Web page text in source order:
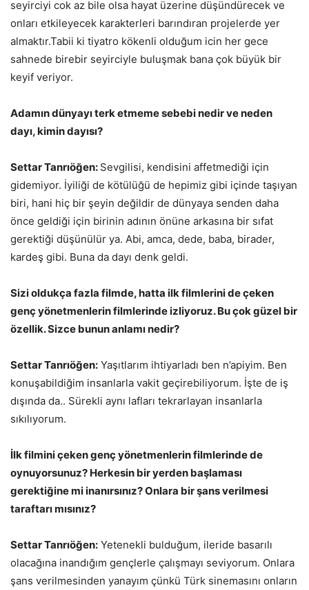
seyirciyi cok az bile olsa hayat üzerine düşündürecek ve
onları etkileyecek karakterleri barındıran projelerde yer
almaktır.Tabii ki tiyatro kökenli olduğum icin her gece
sahnede birebir seyirciyle buluşmak bana çok büyük bir
keyif veriyor.
Adamın dünyayı terk etmeme sebebi nedir ve neden
dayı, kimin dayısı?
Settar Tanrıöğen: Sevgilisi, kendisini affetmediği için
gidemiyor. İyiliği de kötülüğü de hepimiz gibi içinde taşıyan
biri, hani hiç bir şeyin değildir de dünyaya senden daha
önce geldiği için birinin adının önüne arkasına bir sıfat
gerektiği düşünülür ya. Abi, amca, dede, baba, birader,
kardeş gibi. Buna da dayı denk geldi.
Sizi oldukça fazla filmde, hatta ilk filmlerini de çeken
genç yönetmenlerin filmlerinde izliyoruz. Bu çok güzel bir
özellik. Sizce bunun anlamı nedir?
Settar Tanrıöğen: Yaşıtlarım ihtiyarladı ben n’apiyim. Ben
konuşabildiğim insanlarla vakit geçirebiliyorum. İşte de iş
dışında da.. Sürekli aynı lafları tekrarlayan insanlarla
sıkılıyorum.
İlk filmini çeken genç yönetmenlerin filmlerinde de
oynuyorsunuz? Herkesin bir yerden başlaması
gerektiğine mi inanırsınız? Onlara bir şans verilmesi
taraftarı mısınız?
Settar Tanrıöğen: Yetenekli bulduğum, ileride basarılı
olacağına inandığım gençlerle çalışmayı seviyorum. Onlara
şans verilmesinden yanayım çünkü Türk sinemasını onların